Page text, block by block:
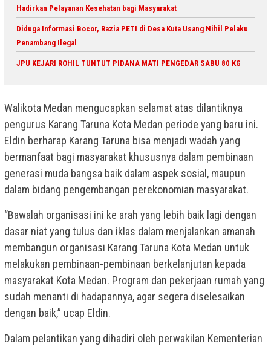
Hadirkan Pelayanan Kesehatan bagi Masyarakat
Diduga Informasi Bocor, Razia PETI di Desa Kuta Usang Nihil Pelaku
Penambang Ilegal
JPU KEJARI ROHIL TUNTUT PIDANA MATI PENGEDAR SABU 80 KG
Walikota Medan mengucapkan selamat atas dilantiknya
pengurus Karang Taruna Kota Medan periode yang baru ini.
Eldin berharap Karang Taruna bisa menjadi wadah yang
bermanfaat bagi masyarakat khususnya dalam pembinaan
generasi muda bangsa baik dalam aspek sosial, maupun
dalam bidang pengembangan perekonomian masyarakat.
“Bawalah organisasi ini ke arah yang lebih baik lagi dengan
dasar niat yang tulus dan iklas dalam menjalankan amanah
membangun organisasi Karang Taruna Kota Medan untuk
melakukan pembinaan-pembinaan berkelanjutan kepada
masyarakat Kota Medan. Program dan pekerjaan rumah yang
sudah menanti di hadapannya, agar segera diselesaikan
dengan baik,” ucap Eldin.
Dalam pelantikan yang dihadiri oleh perwakilan Kementerian